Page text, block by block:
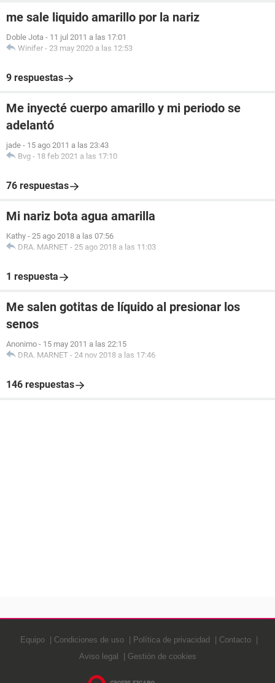
me sale liquido amarillo por la nariz
Doble Jota - 11 jul 2011 a las 17:01
Winifer - 23 may 2020 a las 12:53
9 respuestas
Me inyecté cuerpo amarillo y mi periodo se
adelantó
jade - 15 ago 2011 a las 23:43
Bvg - 18 feb 2021 a las 17:10
76 respuestas
Mi nariz bota agua amarilla
Kathy - 25 ago 2018 a las 07:56
DRA. MARNET - 25 ago 2018 a las 11:03
1 respuesta
Me salen gotitas de líquido al presionar los
senos
Anonimo - 15 may 2011 a las 22:15
DRA. MARNET - 24 nov 2018 a las 17:46
146 respuestas
Equipo Condiciones de uso Política de privacidad
Contacto
Aviso legal
Gestión de cookies